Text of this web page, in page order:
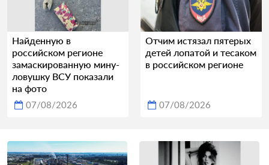
Найденную в
российском регионе
замаскированную мину-
ловушку ВСУ показали
на фото
07/08/2026
Отчим истязал пятерых
детей лопатой и тесаком
в российском регионе
07/08/2026